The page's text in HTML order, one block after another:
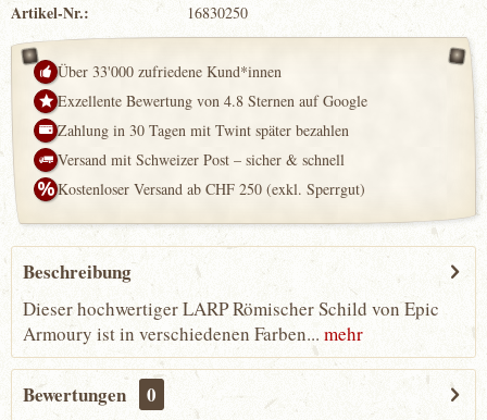
Artikel-Nr.: 16830250
Über 33'000 zufriedene Kund*innen
Exzellente Bewertung von 4.8 Sternen auf Google
Zahlung in 30 Tagen mit Twint später bezahlen
Versand mit Schweizer Post – sicher & schnell
Kostenloser Versand ab CHF 250 (exkl. Sperrgut)
Beschreibung
Dieser hochwertiger LARP Römischer Schild von Epic
Armoury ist in verschiedenen Farben... mehr
Bewertungen 0